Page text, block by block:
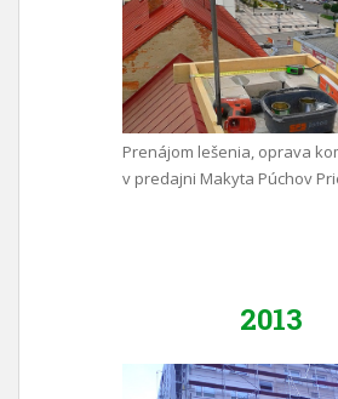
Prenájom lešenia, oprava
v predajni Makyta Púchov
2013